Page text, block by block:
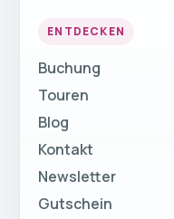
ENTDECKEN
Buchung
Touren
Blog
Kontakt
Newsletter
Gutschein